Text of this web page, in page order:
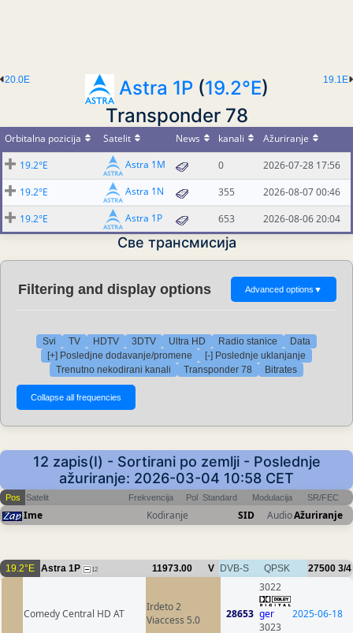
19.1E
20.0E Astra 1P(19.2°E)
Transponder 78
Orbitalna pozicija Satelit News kanali
Ažuriranje
19.2°E
Astra 1M 0
2026-07-28 17:56
19.2°E
Astra 1N 355
2026-08-07 00:46
19.2°E
Astra 1P 653 2026-08-06 20:04
Све трансмисија
Filtering and display options Advanced options ▼
Svi TV HDTV 3DTV Ultra HD Radio stanice
Data
[+] Posledjne dodavanje/promene
[-] Poslednje uklanjanje
Trenutno nekodirani kanali
Transponder 78 Bitrates
12 zapis(I) - Sortirani po zemlji - Poslednje
ažuriranje: 2026-03-04 10:58 CET
Pos Satelit Frekvencija Pol Standard Modulacija SR/FEC
Ime Kodiranje SID AudioAžuriranje
19.2°E Astra 1P 12 11973.00 V DVB-S QPSK 27500 3/4
Comedy Central HD AT
Irdeto 2
Viaccess 5.0
28653
3022
ger
3023
2025-06-18